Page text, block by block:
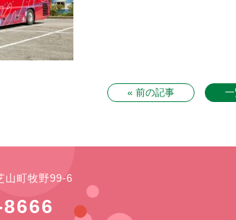
« 前の記事
山町牧野99-6